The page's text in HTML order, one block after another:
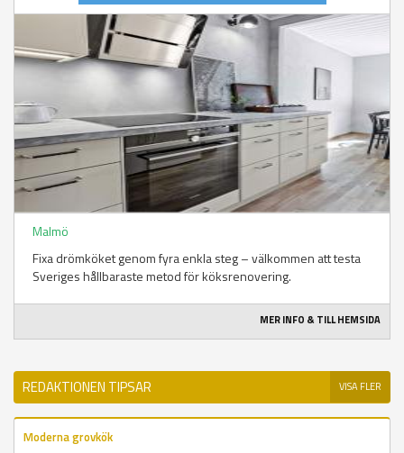
Malmö
Fixa drömköket genom fyra enkla steg – välkommen att testa
Sveriges hållbaraste metod för köksrenovering.
MER INFO & TILL HEMSIDA
REDAKTIONEN TIPSAR VISA FLER
Moderna grovkök